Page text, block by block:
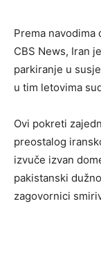
Prema navodima
CBS News, Iran
parkiranje u
u tim letovima
Ovi pokreti
preostalog
izvuče izvan
pakistanski
zagovornici